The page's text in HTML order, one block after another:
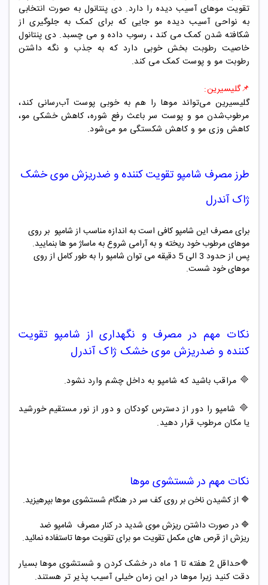
تقویت موهای آسیب دیده را دارد. دی پنتانول به صورت انتخابی
به نواحی آسیب دیده مو جایی که برای کمک به جلوگیری از
شکافته شدن کمک می کند ، رسوب داده و می چسبد. دی پنتانول
خاصیت رطوبت بخش خوبی دارد که به جذب و نگه داشتن
رطوبت مو و پوست کمک می کند.
📌گلیسیرین:
گلیسیرین می‌تواند موها را هم به‌ خوبی پوست آب‌رسانی کند،
مرطوب‌شدن مو و پوست سر باعث رفع شوره، کاهش خشکی مو،
کاهش وزی مو و کاهش شکستگی مو می‌شود.
طرز مصرف شامپو تقویت کننده و ضدریزش موی خشک
ژاک آندرل
برای مصرف این شامپو کافی است به اندازه مناسب از شامپو بر روی
موهای مرطوب خود ریخته و به آرامی شروع به ماساژ مو ها بنمایید.
پس از حدود 3 الی 5 دقیقه می توان شامپو را به طور کامل از روی
موهای خود شست.
نکات مهم در مصرف و نگهداری از شامپو تقویت
کننده و ضدریزش موی خشک ژاک آندرل
🔷 مراقب باشید که شامپو به داخل چشم وارد نشود.
🔷 شامپو را دور از دسترس کودکان و دور از نور مستقیم خورشید
یا مکان مرطوب قرار دهید.
نکات مهم در شستشوی موها
🔷 از کشیدن ناخن بر روی کف سر در هنگام شستشوی موها بپرهیزید.
🔷 در صورت داشتن ریزش موی شدید در کنار مصرف شامپو ضد
ریزش از قرص های مکمل تقویت مو برای تقویت موها تاستفاده نمائید.
🔷حداقل 2 هفته تا 1 ماه در خشک کردن و شستشوی موها بسیار
دقت کنید زیرا موها در این زمان خیلی آسیب پذیر تر هستند.